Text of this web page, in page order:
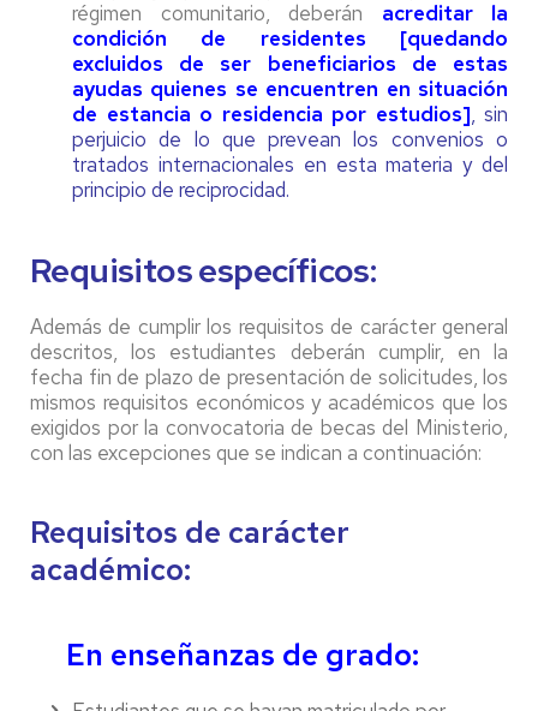
régimen comunitario, deberán acreditar la
condición de residentes [quedando
excluidos de ser beneficiarios de estas
ayudas quienes se encuentren en situación
de estancia o residencia por estudios], sin
perjuicio de lo que prevean los convenios o
tratados internacionales en esta materia y del
principio de reciprocidad.
Requisitos específicos:
Además de cumplir los requisitos de carácter general
descritos, los estudiantes deberán cumplir, en la
fecha fin de plazo de presentación de solicitudes, los
mismos requisitos económicos y académicos que los
exigidos por la convocatoria de becas del Ministerio,
con las excepciones que se indican a continuación:
Requisitos de carácter
académico:
En enseñanzas de grado: